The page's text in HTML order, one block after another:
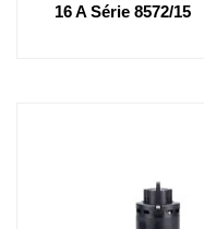
16 A Série 8572/15